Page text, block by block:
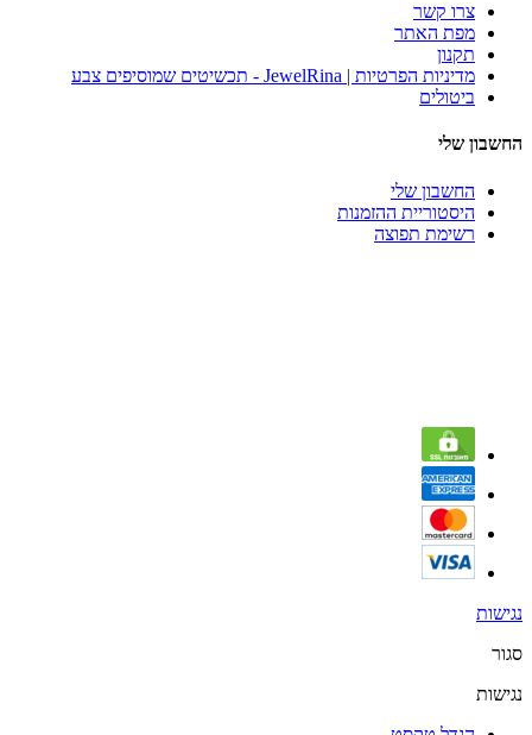
צרו קשר
מפת האתר
תקנון
מדיניות הפרטיות | JewelRina - תכשיטים שמוסיפים צבע
ביטולים
החשבון שלי
החשבון שלי
היסטוריית ההזמנות
רשימת תפוצה
נגישות
סגור
נגישות